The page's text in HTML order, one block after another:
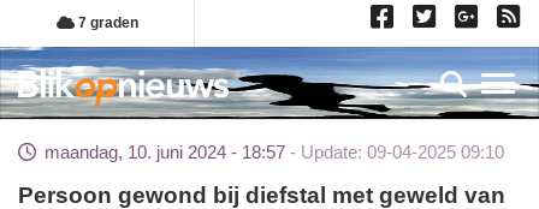
Overslaan
en
naar
de
gaan
7 graden
maandag, 10. juni 2024 - 18:57 Update: 09-04-2025 09:10
Persoon gewond bij diefstal met geweld van